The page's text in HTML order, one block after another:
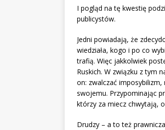
I pogląd na tę kwestię
publicystów.
Jedni powiadają, że
wiedziała, kogo i po co
trafią. Więc jakkolwiek
Ruskich. W związku z tym
on: zwalczać
swojemu. Przypominając
którzy za miecz chwytają,
Drudzy – a to też